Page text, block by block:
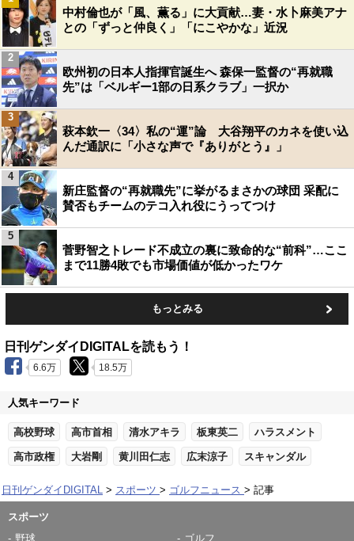
中村倫也が「風、薫る」に大貢献…妻・水卜麻美アナ
との「ずっと仲良く」「にこやかな」近況
欧州初の日本人指揮官誕生へ 森保一監督の“再就職
先”は「ベルギー1部の日系クラブ」一択か
2
萩本欽一〈34〉私の“運”論 大谷翔平のカネを使い込
んだ通訳に「小さな声で『ありがとう』」
3
新庄監督の“再就職先”に挙がるまさかの球団 采配に
賛否もチームのテコ入れ役にうってつけ
4
菅野智之トレード不成立の裏に致命的な“前科”…ここ
まで11勝4敗でも市場価値が低かったワケ
5
もっとみる
日刊ゲンダイDIGITALを読もう！
6.6万 18.5万
人気キーワード
高校野球 高市首相 清水アキラ 板東英二 ハラスメント
高市政権 大岩剛 黄川田仁志 広末涼子 スキャンダル
日刊ゲンダイDIGITAL スポーツ ゴルフニュース 記事
スポーツ
野球
ゴルフ